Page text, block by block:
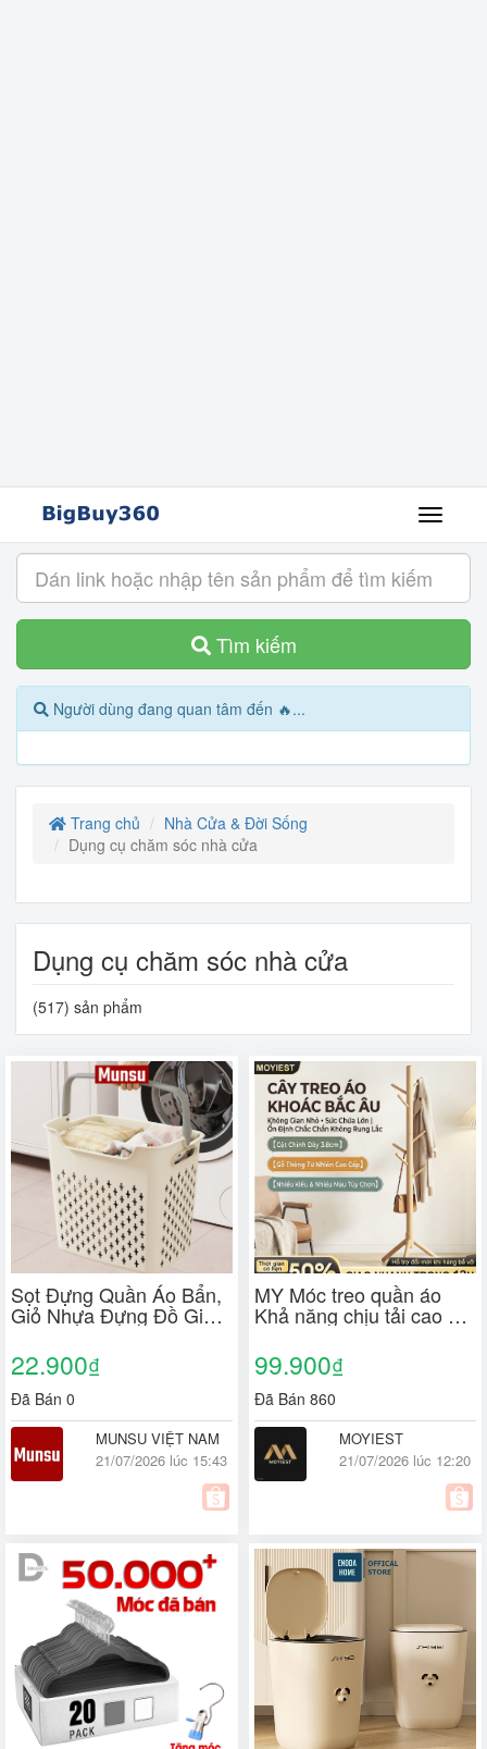
Tìm kiếm
Người dùng đang quan tâm đến 🔥...
Trang chủ
Nhà Cửa & Đời Sống
Dụng cụ chăm sóc nhà cửa
Dụng cụ chăm sóc nhà cửa
(517) sản phẩm
Sọt Đựng Quần Áo Bẩn,
Giỏ Nhựa Đựng Đồ Giặt
Cho Gia Đình 3 Kích
Thước Q048
22.900₫
Đã Bán 0
MUNSU VIỆT NAM
21/07/2026 lúc 15:43
MY Móc treo quần áo
Khả năng chịu tải cao gỗ
thân thiện với môi trường
nhiều kiểu dáng để lựa
chọn
99.900₫
Đã Bán 860
MOYIEST
21/07/2026 lúc 12:20